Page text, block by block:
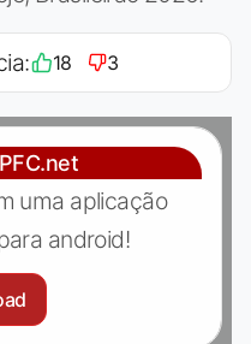
18 3
uma aplicação
android!